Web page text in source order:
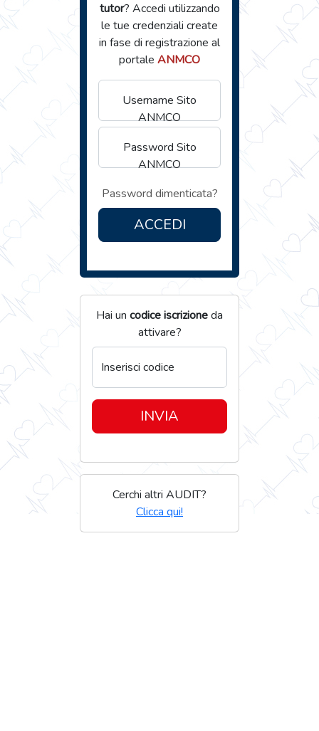
tutor? Accedi utilizzando
le tue credenziali create
in fase di registrazione al
portale ANMCO
Username Sito
ANMCO
Password Sito
ANMCO
Password dimenticata?
ACCEDI
Hai un codice iscrizioneda
attivare?
Inserisci codice
INVIA
Cerchi altri AUDIT?
Clicca qui!